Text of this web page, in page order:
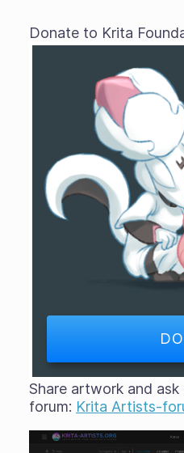
Donate to Krita
Share artwork and
forum: Krita Artists-